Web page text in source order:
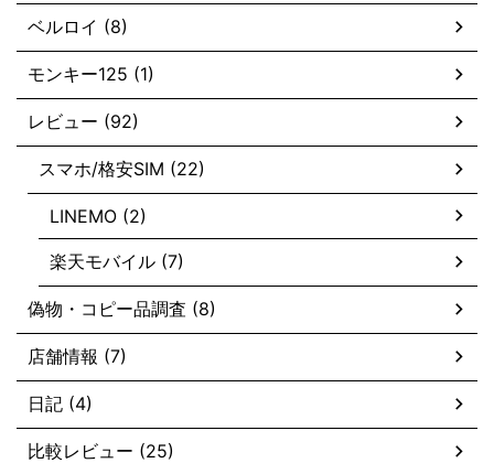
ベルロイ (8)
モンキー125 (1)
レビュー (92)
スマホ/格安SIM (22)
LINEMO (2)
楽天モバイル (7)
偽物・コピー品調査 (8)
店舗情報 (7)
日記 (4)
比較レビュー (25)